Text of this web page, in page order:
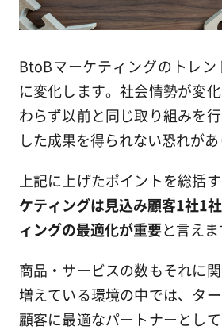
BtoBマーケティングのトレン
に変化します。社会情勢が変
わらず以前と同じ取り組みを
した成果を得られない恐れがあ
上記に上げたポイントを総括
ケティングは見込み顧客1社1
ィングの最適化が重要と言えま
商品・サービスの数もそれに
増えている環境の中では、タ
顧客に最適なパートナーとし